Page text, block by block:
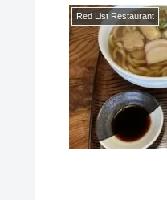
Red List Restaurant